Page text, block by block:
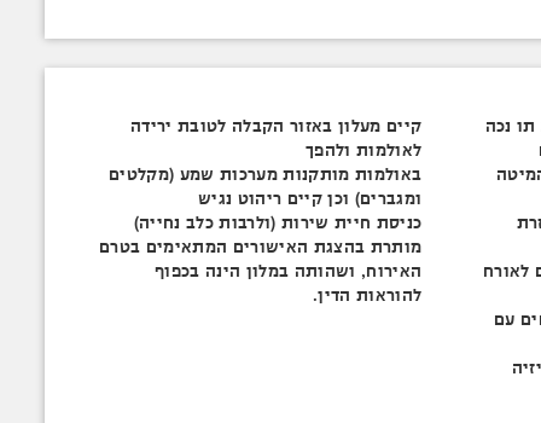
תו נכה
לאורח
עם
קיים מעלון באזור הקבלה לטובת ירידה
לאולמות ולהפך
באולמות מותקנות מערכות שמע (מקלטים
ומגברים) וכן קיים ריהוט נגיש
כניסת חיית שירות (ולרבות כלב נחייה)
מותרת בהצגת האישורים המתאימים בטרם
האירוח, ושהותה במלון הינה בכפוף
להוראות הדין.